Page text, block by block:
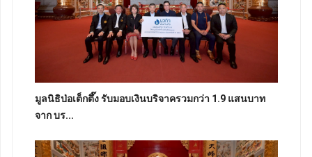
มูลนิธิป่อเต็กตึ๊ง รับมอบเงินบริจาครวมกว่า 1.9 แสนบาท
จาก บร...